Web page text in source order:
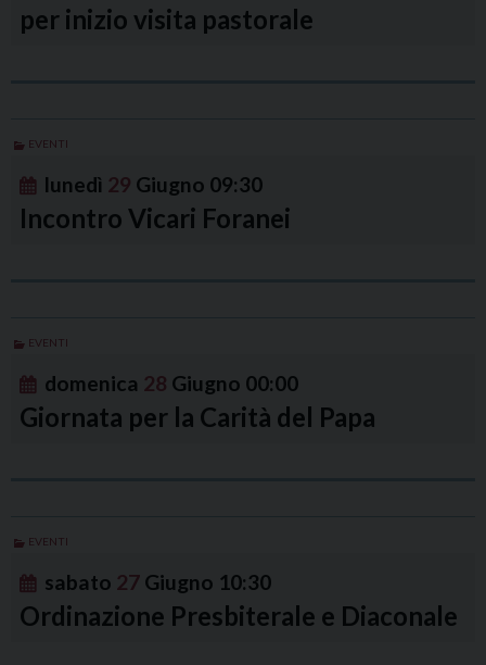
per inizio visita pastorale
EVENTI
lunedì 29 Giugno 09:30
Incontro Vicari Foranei
EVENTI
domenica 28 Giugno 00:00
Giornata per la Carità del Papa
EVENTI
sabato 27 Giugno 10:30
Ordinazione Presbiterale e Diaconale